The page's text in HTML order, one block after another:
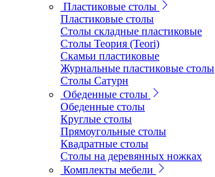
Пластиковые столы
Пластиковые столы
Столы складные пластиковые
Столы Теория (Teori)
Скамьи пластиковые
Журнальные пластиковые столы
Столы Сатурн
Обеденные столы
Обеденные столы
Круглые столы
Прямоугольные столы
Квадратные столы
Столы на деревянных ножках
Комплекты мебели